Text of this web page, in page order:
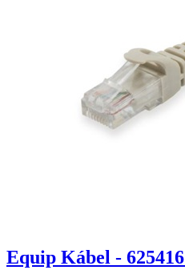
Equip Kábel -